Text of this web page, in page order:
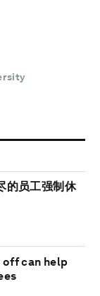
的员工强制休
off can help